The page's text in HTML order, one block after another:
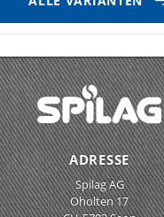
ADRESSE
Spilag AG
Oholten 17